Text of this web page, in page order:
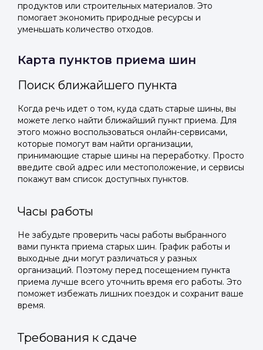
продуктов или строительных материалов. Это
помогает экономить природные ресурсы и
уменьшать количество отходов.
Карта пунктов приема шин
Поиск ближайшего пункта
Когда речь идет о том, куда сдать старые шины, вы
можете легко найти ближайший пункт приема. Для
этого можно воспользоваться онлайн-сервисами,
которые помогут вам найти организации,
принимающие старые шины на переработку. Просто
введите свой адрес или местоположение, и сервисы
покажут вам список доступных пунктов.
Часы работы
Не забудьте проверить часы работы выбранного
вами пункта приема старых шин. График работы и
выходные дни могут различаться у разных
организаций. Поэтому перед посещением пункта
приема лучше всего уточнить время его работы. Это
поможет избежать лишних поездок и сохранит ваше
время.
Требования к сдаче